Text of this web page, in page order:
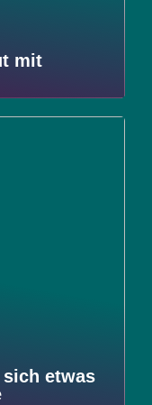
mit
sich etwas